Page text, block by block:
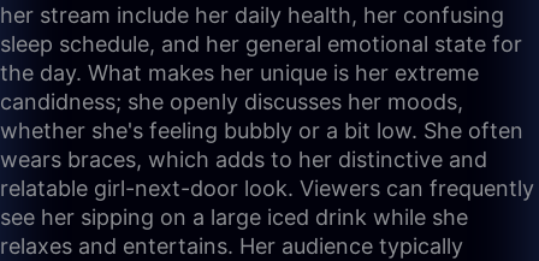
her stream include her daily health, her confusing
sleep schedule, and her general emotional state for
the day. What makes her unique is her extreme
candidness; she openly discusses her moods,
whether she's feeling bubbly or a bit low. She often
wears braces, which adds to her distinctive and
relatable girl-next-door look. Viewers can frequently
see her sipping on a large iced drink while she
relaxes and entertains. Her audience typically